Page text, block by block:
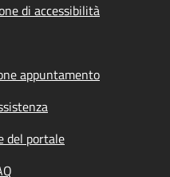
di accessibilità
appuntamento
del portale